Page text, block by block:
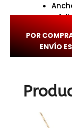
POR
ENVÍO